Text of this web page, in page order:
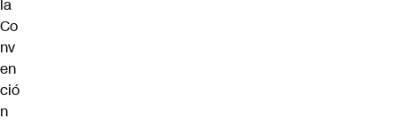
la
Co
nv
en
ció
n